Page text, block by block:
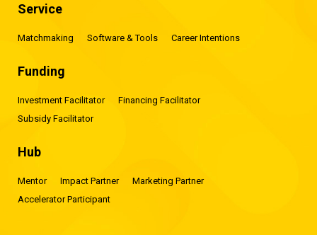
Service
Matchmaking Software & Tools Career Intentions
Funding
Investment Facilitator
Financing Facilitator
Subsidy Facilitator
Hub
Mentor Impact Partner
Marketing Partner
Accelerator Participant